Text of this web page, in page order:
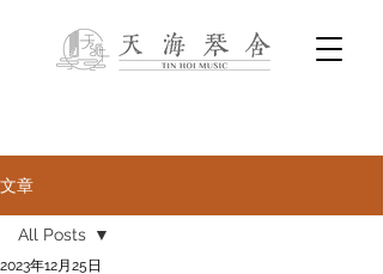
文章
All Posts
2023年12月25日